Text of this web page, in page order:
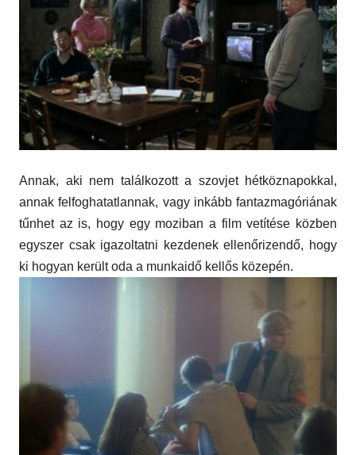
Annak, aki nem találkozott a szovjet hétköznapokkal,
annak felfoghatatlannak, vagy inkább fantazmagóriának
tűnhet az is, hogy egy moziban a film vetítése közben
egyszer csak igazoltatni kezdenek ellenőrizendő, hogy
ki hogyan került oda a munkaidő kellős közepén.